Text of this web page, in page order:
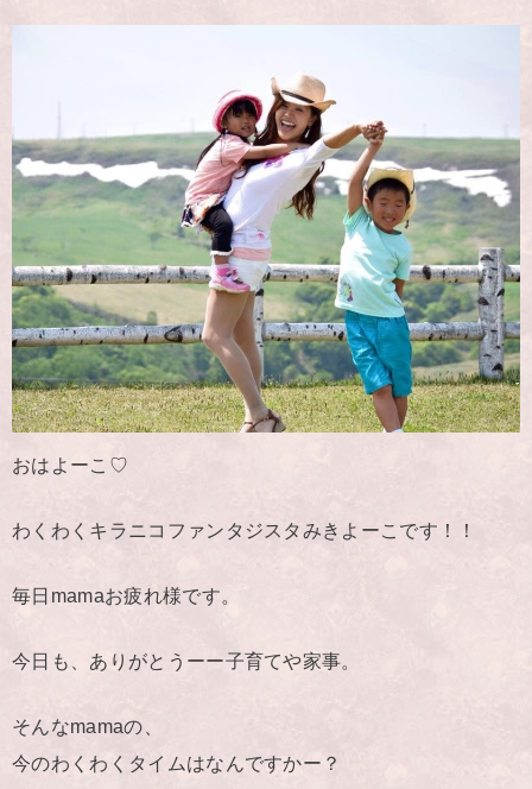
おはよーこ♡
わくわくキラニコファンタジスタみきよーこです！！
毎日mamaお疲れ様です。
今日も、ありがとうーー子育てや家事。
そんなmamaの、
今のわくわくタイムはなんですかー？